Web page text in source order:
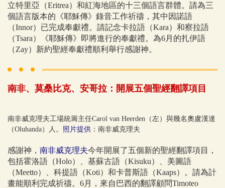
立特里亞（Eritrea）和紅海地區的十三個語言群體。請為三
個語言版本的《耶穌傳》錄音工作祈禱，其中因諾語
（Innor）已完成奉獻禮。請記念卡拉語（Kara）和察拉語
（Tsara）《耶穌傳》即將進行的奉獻禮。為6月的扎伊語
（Zay）新約聖經奉獻禮順利舉行感謝神。
南非、莫桑比克、安哥拉：開展五個聖經翻譯項目
南非威克理夫工場統籌主任Carol van Heerden（左）與幾名奧盧漢達
（Oluhanda）人。 照片提供 ：南非威克理夫
感謝神， 南非威克理夫今年開展了五個新的聖經翻譯項目，
包括霍洛語（Holo）、基蘇古語（Kisuku）、美圖語
（Meetto）、科提語（Koti）和卡普斯語（Kaaps）。請為計
畫能順利完成祈禱。6月，來自巴西的翻譯顧問Timoteo